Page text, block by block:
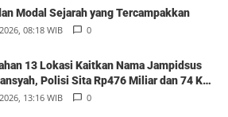
Modal Sejarah yang Tercampakkan
08:18 WIB 0
13 Lokasi Kaitkan Nama Jampidsus
Polisi Sita Rp476 Miliar dan 74 Kg
13:16 WIB 0